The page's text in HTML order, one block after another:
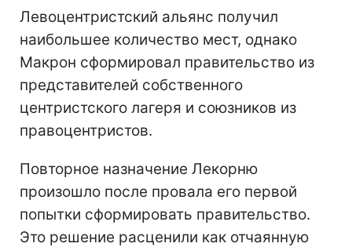
Левоцентристский альянс получил
наибольшее количество мест, однако
Макрон сформировал правительство из
представителей собственного
центристского лагеря и союзников из
правоцентристов.
Повторное назначение Лекорню
произошло после провала его первой
попытки сформировать правительство.
Это решение расценили как отчаянную